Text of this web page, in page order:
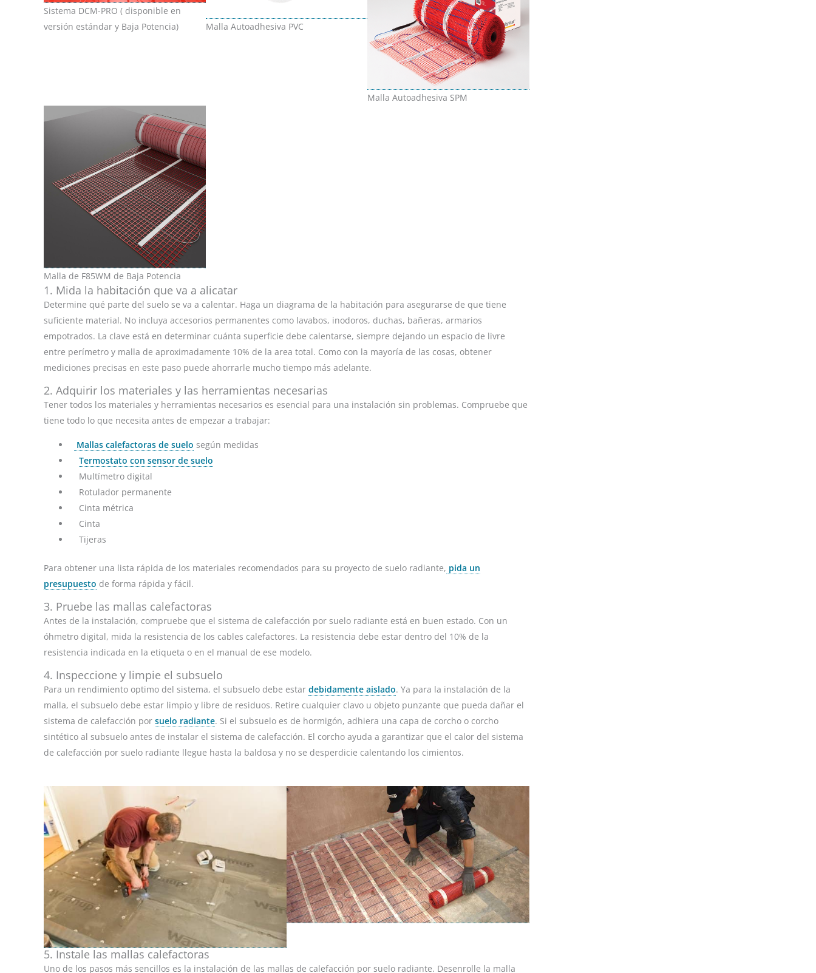
Sistema DCM-PRO ( disponible en
versión estándar y Baja Potencia)
Malla Autoadhesiva PVC
Malla Autoadhesiva SPM
Malla de F85WM de Baja Potencia
1. Mida la habitación que va a alicatar
Determine qué parte del suelo se va a calentar. Haga un diagrama de la habitación para asegurarse de que tiene
suficiente material. No incluya accesorios permanentes como lavabos, inodoros, duchas, bañeras, armarios
empotrados. La clave está en determinar cuánta superficie debe calentarse, siempre dejando un espacio de livre
entre perímetro y malla de aproximadamente 10% de la area total. Como con la mayoría de las cosas, obtener
mediciones precisas en este paso puede ahorrarle mucho tiempo más adelante.
2. Adquirir los materiales y las herramientas necesarias
Tener todos los materiales y herramientas necesarios es esencial para una instalación sin problemas. Compruebe que
tiene todo lo que necesita antes de empezar a trabajar:
Mallas calefactoras de suelo según medidas
Termostato con sensor de suelo
Multímetro digital
Rotulador permanente
Cinta métrica
Cinta
Tijeras
Para obtener una lista rápida de los materiales recomendados para su proyecto de suelo radiante, pida un
presupuesto de forma rápida y fácil.
3. Pruebe las mallas calefactoras
Antes de la instalación, compruebe que el sistema de calefacción por suelo radiante está en buen estado. Con un
óhmetro digital, mida la resistencia de los cables calefactores. La resistencia debe estar dentro del 10% de la
resistencia indicada en la etiqueta o en el manual de ese modelo.
4. Inspeccione y limpie el subsuelo
Para un rendimiento optimo del sistema, el subsuelo debe estar debidamente aislado. Ya para la instalación de la
malla, el subsuelo debe estar limpio y libre de residuos. Retire cualquier clavo u objeto punzante que pueda dañar el
sistema de calefacción por suelo radiante. Si el subsuelo es de hormigón, adhiera una capa de corcho o corcho
sintético al subsuelo antes de instalar el sistema de calefacción. El corcho ayuda a garantizar que el calor del sistema
de calefacción por suelo radiante llegue hasta la baldosa y no se desperdicie calentando los cimientos.
5. Instale las mallas calefactoras
Uno de los pasos más sencillos es la instalación de las mallas de calefacción por suelo radiante. Desenrolle la malla